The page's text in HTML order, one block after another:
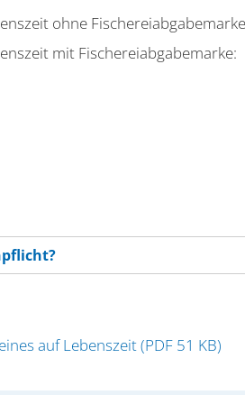
ohne
mit
auf Lebenszeit (PDF 51 KB)